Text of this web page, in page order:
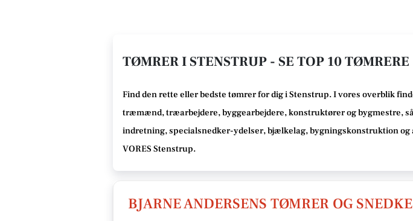
TØMRER I STENSTRUP - SE TOP 10 TØMRERE
Find den rette eller bedste tømrerfor dig i Stenstrup. I vores overblik
træmænd, træarbejdere, byggearbejdere, konstruktører og bygmestre,
indretning, specialsnedker-ydelser, bjælkelag, bygningskonstruktion og
VORES Stenstrup.
BJARNE ANDERSENS TØMRER OG